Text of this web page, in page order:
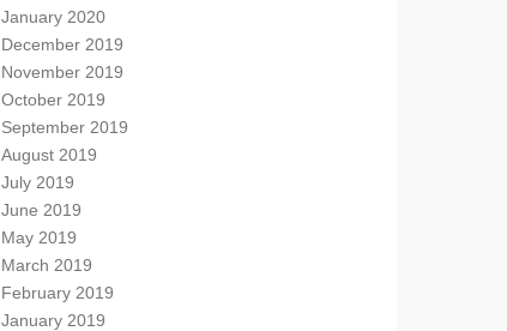
January 2020
December 2019
November 2019
October 2019
September 2019
August 2019
July 2019
June 2019
May 2019
March 2019
February 2019
January 2019